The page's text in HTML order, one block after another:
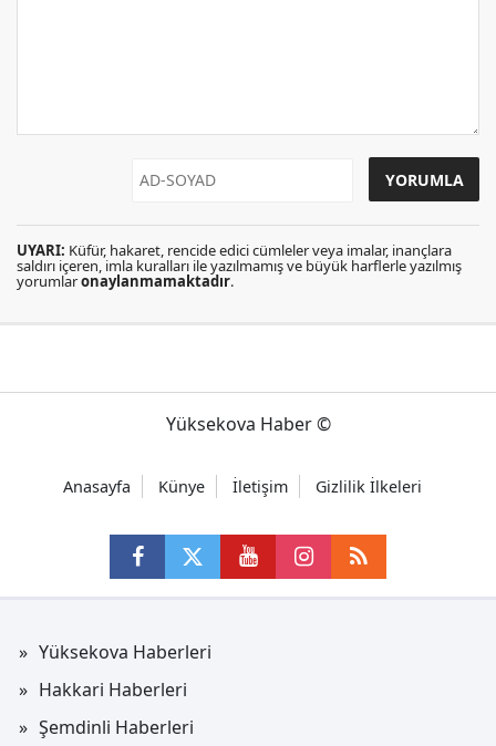
UYARI: Küfür, hakaret, rencide edici cümleler veya imalar, inançlara
saldırı içeren, imla kuralları ile yazılmamış ve büyük harflerle yazılmış
yorumlaronaylanmamaktadır.
Yüksekova Haber ©
Anasayfa Künye İletişim Gizlilik İlkeleri
Yüksekova Haberleri
Hakkari Haberleri
Şemdinli Haberleri